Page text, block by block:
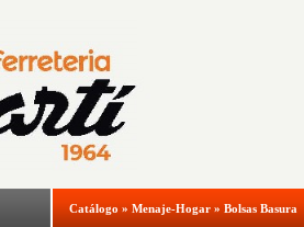
Catálogo » Menaje-Hogar » Bolsas Basura